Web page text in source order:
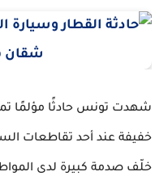
شهدت تونس حادثًا مؤلمًا
خفيفة عند أحد تقاطعات
خلّف صدمة كبيرة لدى